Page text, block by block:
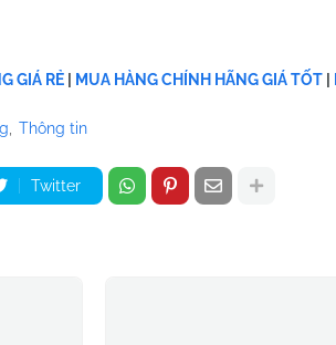
GIÁ RẺ MUA HÀNG CHÍNH HÃNG GIÁ TỐT
Thông tin
Twitter